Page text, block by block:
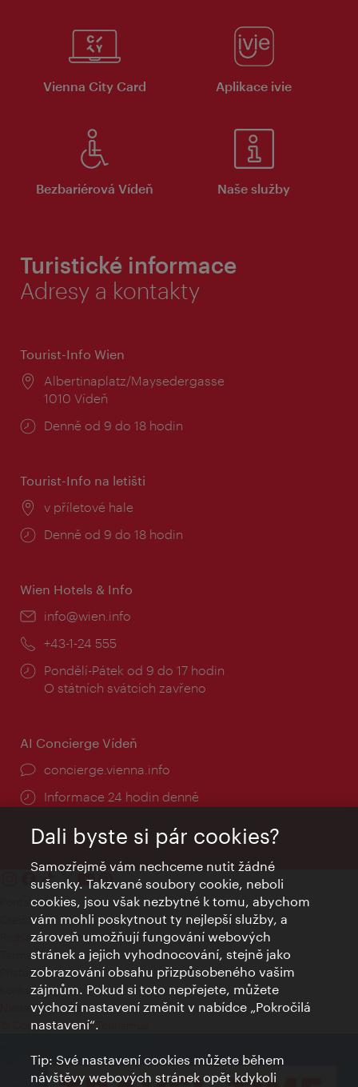
Vienna City Card Aplikace ivie
Bezbariérová Vídeň Naše služby
Turistické informace
Adresy a kontakty
Tourist-Info Wien
Místo:
Albertinaplatz/Maysedergasse
1010 Vídeň
Provozní
Denně od 9 do 18 hodin
Tourist-Info na letišti
Místo:
v příletové hale
Provozní
Denně od 9 do 18 hodin
Wien Hotels & Info
E-
info@wien.info
Telefon:
+43-1-24 555
Provozní
doba:
Pondělí-Pátek od 9 do 17 hodin
O státních svátcích zavřeno
AI Concierge Vídeň
concierge.vienna.info
Informace 24 hodin denně
Kontakty
Credits
Prohlášení o ochraně osobních údajů
Terms of Use
Přístupnost
Kontakt pro tisk
Nastavení cookies
© Copyright Wien Tourismus
Dali byste si pár cookies?
Samozřejmě vám nechceme nutit žádné
sušenky. Takzvané soubory cookie, neboli
cookies, jsou však nezbytné k tomu, abychom
vám mohli poskytnout ty nejlepší služby, a
zároveň umožňují fungování webových
stránek a jejich vyhodnocování, stejně jako
zobrazování obsahu přizpůsobeného vašim
zájmům. Pokud si toto nepřejete, můžete
výchozí nastavení změnit v nabídce „Pokročilá
nastavení“.
Tip: Své nastavení cookies můžete během
návštěvy webových stránek opět kdykoli